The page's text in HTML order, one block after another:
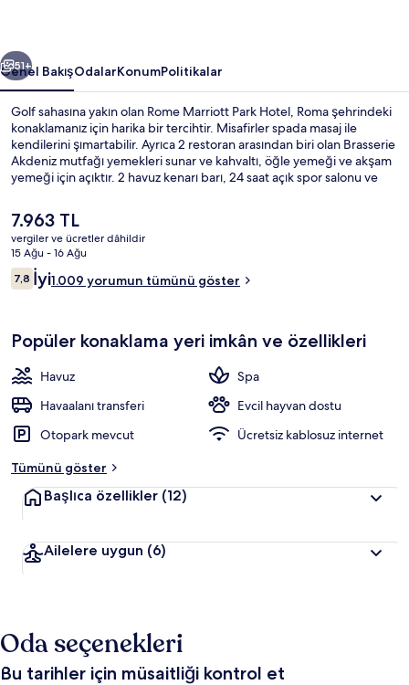
Sonraki
51+
Genel BakışOdalarKonumPolitikalar
Golf sahasına yakın olan Rome Marriott Park Hotel, Roma şehrindeki
konaklamanız için harika bir tercihtir. Misafirler spada masaj ile
kendilerini şımartabilir. Ayrıca 2 restoran arasından biri olan Brasserie
Akdeniz mutfağı yemekleri sunar ve kahvaltı, öğle yemeği ve akşam
yemeği için açıktır. 2 havuz kenarı barı, 24 saat açık spor salonu ve
yardıma hazır personel misafirlerden tam not alıyor.
Şu
anki
fiyat
7.963 TL
7.963 TL
vergiler ve ücretler dâhildir
15 Ağu - 16 Ağu
Yorumlar
7,87,8/10
İyi1.009 yorumun tümünü göster
Popüler konaklama yeri imkân ve özellikleri
Havuz
Spa
Havaalanı transferi
Evcil hayvan dostu
Otopark mevcut
Ücretsiz kablosuz internet
Tümünü göster
Başlıca özellikler (12)
Ailelere uygun (6)
Oda seçenekleri
Bu tarihler için müsaitliği kontrol et